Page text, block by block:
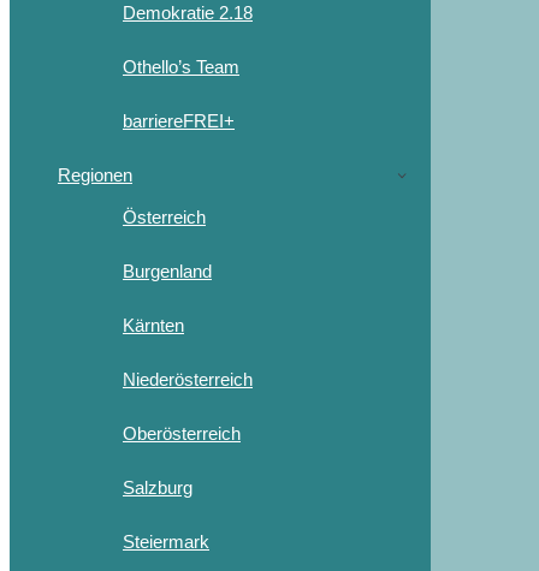
Demokratie 2.18
Othello’s Team
barriereFREI+
Regionen
Österreich
Burgenland
Kärnten
Niederösterreich
Oberösterreich
Salzburg
Steiermark